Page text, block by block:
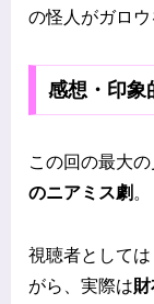
の怪人がガロウ
感想・印象
この回の最大
のニアミス劇 。
視聴者として
がら、実際は